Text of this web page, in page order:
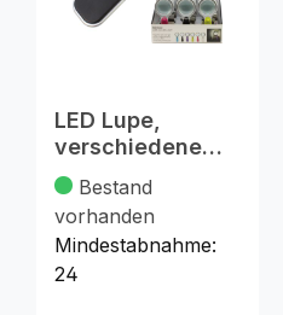
LED Lupe,
verschiedene
Farben im
Display
15x6,5cm
Bestand
vorhanden
Mindestabnahme:
24